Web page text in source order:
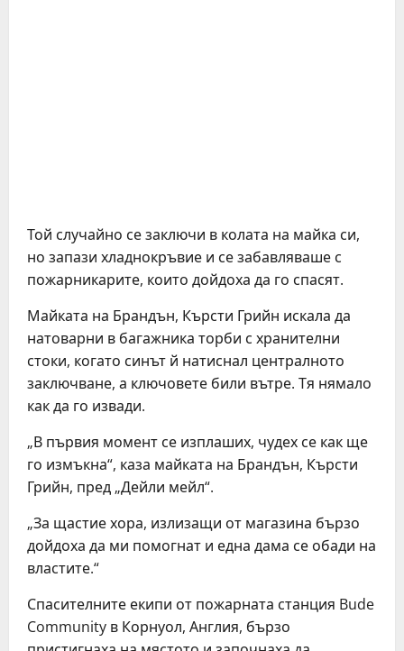
Той случайно се заключи в колата на майка си,
но запази хладнокръвие и се забавляваше с
пожарникарите, които дойдоха да го спасят.
Майката на Брандън, Кърсти Грийн искала да
натоварни в багажника торби с хранителни
стоки, когато синът й натиснал централното
заключване, а ключовете били вътре. Тя нямало
как да го извади.
„В първия момент се изплаших, чудех се как ще
го измъкна“, каза майката на Брандън, Кърсти
Грийн, пред „Дейли мейл“.
„За щастие хора, излизащи от магазина бързо
дойдоха да ми помогнат и една дама се обади на
властите.“
Спасителните екипи от пожарната станция Bude
Community в Корнуол, Англия, бързо